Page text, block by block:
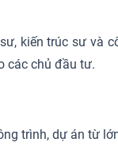
kiến trúc sư và
các chủ đầu tư.
trình, dự án từ